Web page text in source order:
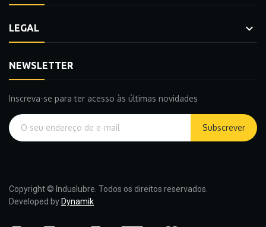
LEGAL 
NEWSLETTER
Inscreva-se para ter acesso às últimas novidades
Subscrever
Copyright © Induslubre. Todos os direitos reservados.
Developed by Dynamik